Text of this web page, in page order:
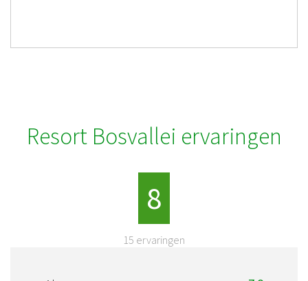
Resort Bosvallei ervaringen
8
15 ervaringen